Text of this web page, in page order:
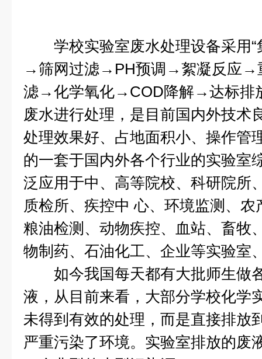
学校实验室废水处理设备采用
→筛网过滤→PH预调→絮凝反应
滤→化学氧化→COD降解→达标排
废水进行处理，是目前国内外技术
处理效果好、占地面积小、操作管
的一套于国内外各个行业的实验室
泛应用于中、高等院校、科研院所
质检所、疾控中 心、环境监测、
粮油检测、动物疾控、血站、畜牧
物制药、石油化工、企业等实验室
如今我国每天都有大批师生做
液，从目前来看，大部分学校化学
未得到有效的处理，而是直接排放
严重污染了环境。实验室排放的废